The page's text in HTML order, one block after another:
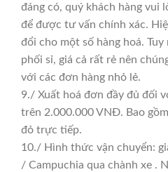
đáng có, quý khách hàng vui
để được tư vấn chính xác.
đổi cho một số hàng hoá.
phối sỉ, giá cả rất rẻ nên
với các đơn hàng nhỏ lẻ.
9./ Xuất hoá đơn đầy đủ đối
trên 2.000.000 VNĐ. Bao
đỏ trực tiếp.
10./ Hình thức vận chuyển:
/ Campuchia qua chành xe .